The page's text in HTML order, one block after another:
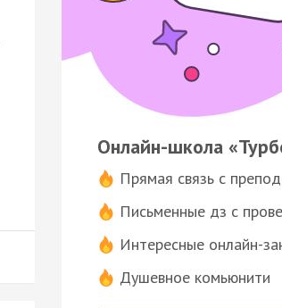
Онлайн-школа
Прямая связь с
Письменные дз с
Интересные онлайн-
Душевное комьюнити